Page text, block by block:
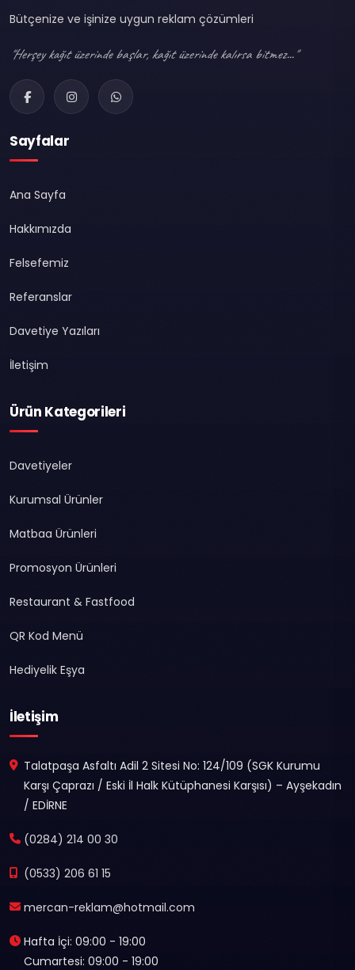
Bütçenize ve işinize uygun reklam çözümleri
"Herşey kağıt üzerinde başlar, kağıt üzerinde kalırsa bitmez..."
Sayfalar
Ana Sayfa
Hakkımızda
Felsefemiz
Referanslar
Davetiye Yazıları
İletişim
Ürün Kategorileri
Davetiyeler
Kurumsal Ürünler
Matbaa Ürünleri
Promosyon Ürünleri
Restaurant & Fastfood
QR Kod Menü
Hediyelik Eşya
İletişim
Talatpaşa Asfaltı Adil 2 Sitesi No: 124/109 (SGK Kurumu
Karşı Çaprazı / Eski İl Halk Kütüphanesi Karşısı) – Ayşekadın
/ EDİRNE
(0284) 214 00 30
(0533) 206 61 15
mercan-reklam@hotmail.com
Hafta İçi: 09:00 - 19:00
Cumartesi: 09:00 - 19:00